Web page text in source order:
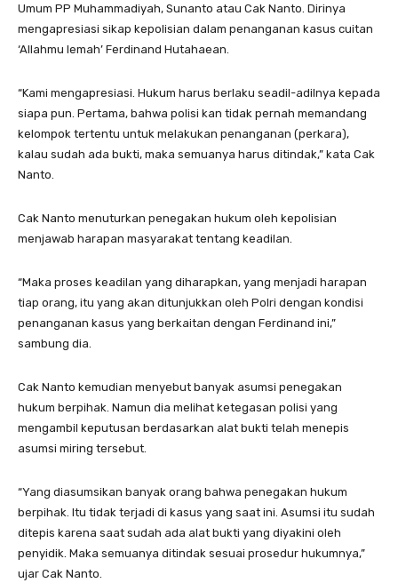
Umum PP Muhammadiyah, Sunanto atau Cak Nanto. Dirinya
mengapresiasi sikap kepolisian dalam penanganan kasus cuitan
‘Allahmu lemah’ Ferdinand Hutahaean.
“Kami mengapresiasi. Hukum harus berlaku seadil-adilnya kepada
siapa pun. Pertama, bahwa polisi kan tidak pernah memandang
kelompok tertentu untuk melakukan penanganan (perkara),
kalau sudah ada bukti, maka semuanya harus ditindak,” kata Cak
Nanto.
Cak Nanto menuturkan penegakan hukum oleh kepolisian
menjawab harapan masyarakat tentang keadilan.
“Maka proses keadilan yang diharapkan, yang menjadi harapan
tiap orang, itu yang akan ditunjukkan oleh Polri dengan kondisi
penanganan kasus yang berkaitan dengan Ferdinand ini,”
sambung dia.
Cak Nanto kemudian menyebut banyak asumsi penegakan
hukum berpihak. Namun dia melihat ketegasan polisi yang
mengambil keputusan berdasarkan alat bukti telah menepis
asumsi miring tersebut.
“Yang diasumsikan banyak orang bahwa penegakan hukum
berpihak. Itu tidak terjadi di kasus yang saat ini. Asumsi itu sudah
ditepis karena saat sudah ada alat bukti yang diyakini oleh
penyidik. Maka semuanya ditindak sesuai prosedur hukumnya,”
ujar Cak Nanto.